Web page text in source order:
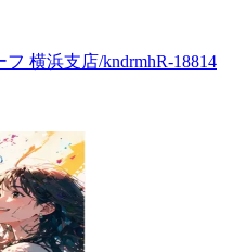
横浜支店/kndrmhR-18814